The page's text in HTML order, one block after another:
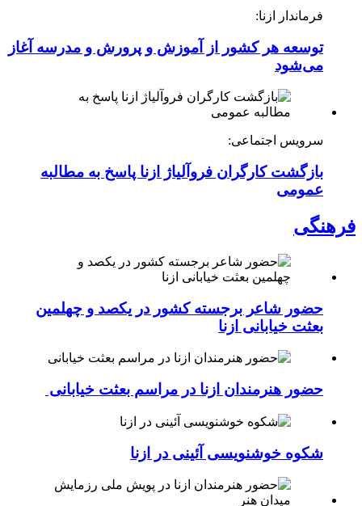
فرماندار ازنا:
توسعه هر کشور از آموزش و پرورش و مدرسه آغاز
می‌شود
سرویس اجتماعی:
بازگشت کارگران فروآلیاژ ازنا پاسخ به مطالبه
عمومی
فرهنگی
حضور شاعر برجسته کشور در یکصد و چهلمین
بعثت خیابانی ازنا
حضور هنرمندان ازنا در مراسم بعثت خیابانی
شکوه خوشنویسی آئینی در ازنا